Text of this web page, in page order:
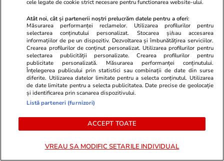
Lifestyle 15 iul.
Ce este colostrul și la ce ajută
Lifestyle 08 iul.
cele legate de cookie strict necesare pentru functionarea website-ului.
Atât noi, cât și partenerii noștri prelucrăm datele pentru a oferi:
Măsurarea performanței reclamelor. Utilizarea profilurilor pentru
selectarea conținutului personalizat. Stocarea și/sau accesarea
informațiilor de pe un dispozitiv. Dezvoltarea și îmbunătățirea serviciilor.
Crearea profilurilor de conținut personalizat. Utilizarea profilurilor pentru
selectarea publicității personalizate. Crearea profilurilor pentru
publicitate personalizată. Măsurarea performanței conținutului.
Înțelegerea publicului prin statistici sau combinații de date din surse
diferite. Utilizarea datelor limitate pentru a selecta conținutul. Utilizarea
de date limitate pentru a selecta publicitatea. Date precise de geolocație
și identificarea prin scanarea dispozitivului.
Listă parteneri (furnizori)
ACCEPT TOATE
VREAU SA MODIFIC SETARILE INDIVIDUAL